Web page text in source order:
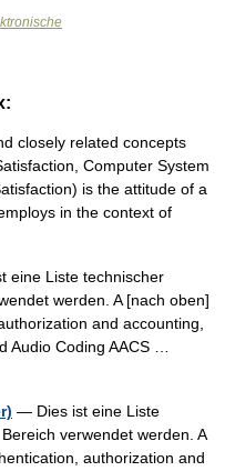
closely related concepts
Computer System
is the attitude of a
in the context of
Liste technischer
werden. A [nach oben]
and accounting,
Audio Coding AACS …
— Dies ist eine Liste
verwendet werden. A
authorization and